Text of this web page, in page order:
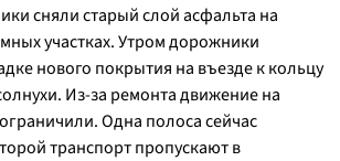
сняли старый слой асфальта на
участках. Утром дорожники
нового покрытия на въезде к кольцу
Из-за ремонта движение на
Одна полоса сейчас
транспорт пропускают в